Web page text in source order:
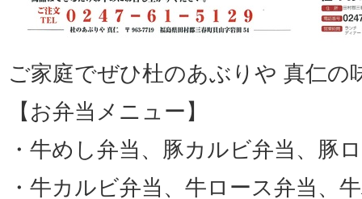
ご家庭でぜひ杜のあぶりや 真仁の
【お弁当メニュー】
・牛めし弁当、豚カルビ弁当、豚
・牛カルビ弁当、牛ロース弁当、